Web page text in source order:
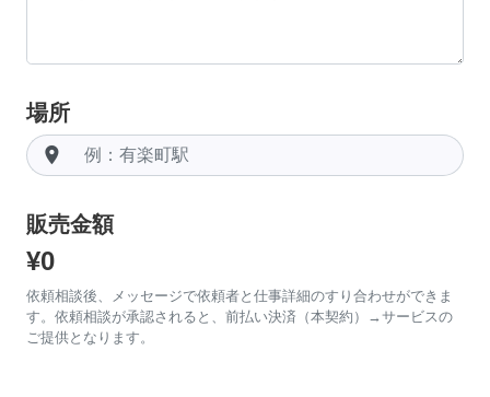
場所
room
販売金額
¥0
依頼相談後、メッセージで依頼者と仕事詳細のすり合わせができま
す。依頼相談が承認されると、前払い決済（本契約）→サービスの
ご提供となります。